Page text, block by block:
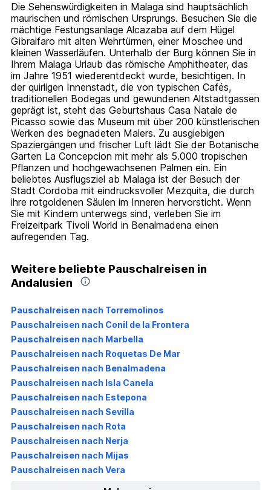
Die Sehenswürdigkeiten in Malaga sind hauptsächlich
maurischen und römischen Ursprungs. Besuchen Sie die
mächtige Festungsanlage Alcazaba auf dem Hügel
Gibralfaro mit alten Wehrtürmen, einer Moschee und
kleinen Wasserläufen. Unterhalb der Burg können Sie in
Ihrem Malaga Urlaub das römische Amphitheater, das
im Jahre 1951 wiederentdeckt wurde, besichtigen. In
der quirligen Innenstadt, die von typischen Cafés,
traditionellen Bodegas und gewundenen Altstadtgassen
geprägt ist, steht das Geburtshaus Casa Natale de
Picasso sowie das Museum mit über 200 künstlerischen
Werken des begnadeten Malers. Zu ausgiebigen
Spaziergängen und frischer Luft lädt Sie der Botanische
Garten La Concepcion mit mehr als 5.000 tropischen
Pflanzen und hochgewachsenen Palmen ein. Ein
beliebtes Ausflugsziel ab Malaga ist der Besuch der
Stadt Cordoba mit eindrucksvoller Mezquita, die durch
ihre rotgoldenen Säulen im Inneren hervorsticht. Wenn
Sie mit Kindern unterwegs sind, verleben Sie im
Freizeitpark Tivoli World in Benalmadena einen
aufregenden Tag.
Weitere beliebte Pauschalreisen in
Andalusien
Pauschalreisen nach Torremolinos
Pauschalreisen nach Conil de la Frontera
Pauschalreisen nach Marbella
Pauschalreisen nach Roquetas De Mar
Pauschalreisen nach Benalmadena
Pauschalreisen nach Isla Canela
Pauschalreisen nach Estepona
Pauschalreisen nach Sevilla
Pauschalreisen nach Rota
Pauschalreisen nach Nerja
Pauschalreisen nach Mijas
Pauschalreisen nach Vera